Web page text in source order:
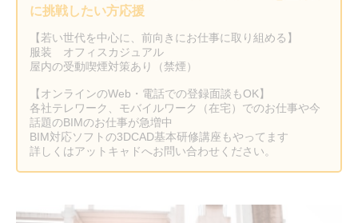
に挑戦したい方応援
【若い世代を中心に、前向きにお仕事に取り組める】
服装 オフィスカジュアル
屋内の受動喫煙対策あり（禁煙）
【オンラインのWeb・電話での登録面談もOK】
各社テレワーク、モバイルワーク（在宅）でのお仕事や今
話題のBIMのお仕事が急増中
BIM対応ソフトの3DCAD基本研修講座もやってます
詳しくはアットキャドへお問い合わせください。